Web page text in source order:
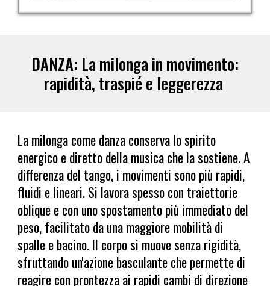
DANZA: La milonga in movimento:
rapidità, traspié e leggerezza
La milonga come danza conserva lo spirito
energico e diretto della musica che la sostiene. A
differenza del tango, i movimenti sono più rapidi,
fluidi e lineari. Si lavora spesso con traiettorie
oblique e con uno spostamento più immediato del
peso, facilitato da una maggiore mobilità di
spalle e bacino. Il corpo si muove senza rigidità,
sfruttando un'azione basculante che permette di
reagire con prontezza ai rapidi cambi di direzione